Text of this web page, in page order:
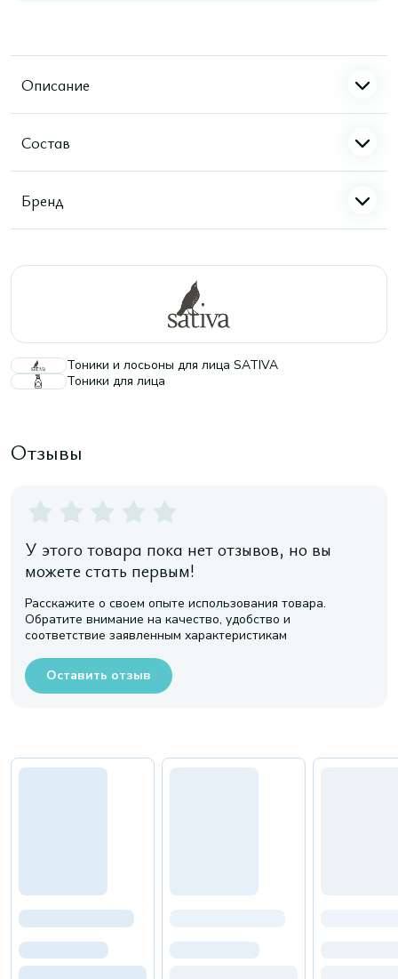
Описание
Состав
Бренд
Тоники и лосьоны для лица SATIVA
Тоники для лица
Отзывы
У этого товара пока нет отзывов, но вы
можете стать первым!
Расскажите о своем опыте использования товара.
Обратите внимание на качество, удобство и
соответствие заявленным характеристикам
Оставить отзыв